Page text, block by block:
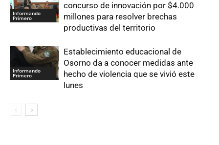
Informando
Primero
concurso de innovación por $4.000
millones para resolver brechas
productivas del territorio
Informando
Primero
Establecimiento educacional de
Osorno da a conocer medidas ante
hecho de violencia que se vivió este
lunes